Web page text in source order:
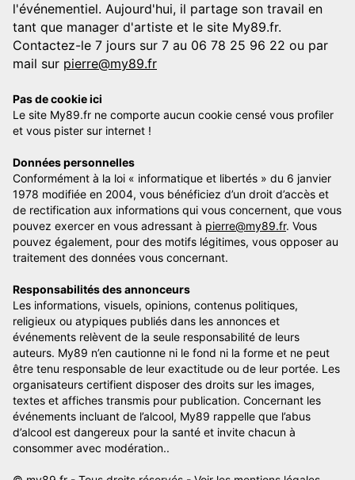
l'événementiel. Aujourd'hui, il partage son travail en
tant que manager d'artiste et le site My89.fr.
Contactez-le 7 jours sur 7 au 06 78 25 96 22 ou par
mail sur pierre@my89.fr
Pas de cookie ici
Le site My89.fr ne comporte aucun cookie censé vous profiler
et vous pister sur internet !
Données personnelles
Conformément à la loi « informatique et libertés » du 6 janvier
1978 modifiée en 2004, vous bénéficiez d’un droit d’accès et
de rectification aux informations qui vous concernent, que vous
pouvez exercer en vous adressant à pierre@my89.fr. Vous
pouvez également, pour des motifs légitimes, vous opposer au
traitement des données vous concernant.
Responsabilités des annonceurs
Les informations, visuels, opinions, contenus politiques,
religieux ou atypiques publiés dans les annonces et
événements relèvent de la seule responsabilité de leurs
auteurs. My89 n’en cautionne ni le fond ni la forme et ne peut
être tenu responsable de leur exactitude ou de leur portée. Les
organisateurs certifient disposer des droits sur les images,
textes et affiches transmis pour publication. Concernant les
événements incluant de l’alcool, My89 rappelle que l’abus
d’alcool est dangereux pour la santé et invite chacun à
consommer avec modération..